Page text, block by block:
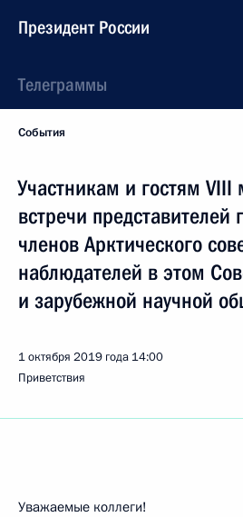
Президент России
Телеграммы
События
Участникам и гостям
встречи представителей
членов Арктического
наблюдателей в этом
и зарубежной научной
1 октября 2019 года 14:00
Приветствия
Уважаемые коллеги!